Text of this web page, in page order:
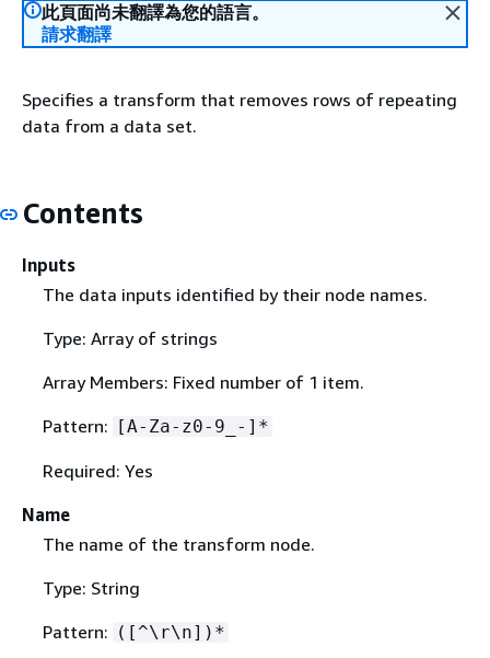
此頁面尚未翻譯為您的語言。
請求翻譯
Specifies a transform that removes rows of repeating
data from a data set.
Contents
Inputs
The data inputs identified by their node names.
Type: Array of strings
Array Members: Fixed number of 1 item.
Pattern: [A-Za-z0-9_-]*
Required: Yes
Name
The name of the transform node.
Type: String
Pattern: ([^\r\n])*